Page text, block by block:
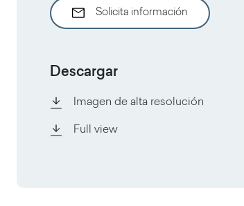
Solicita información
Descargar
Imagen de alta resolución
Full view